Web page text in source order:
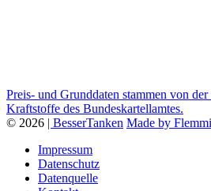
Preis- und Grunddaten stammen von
Kraftstoffe des Bundeskartellamtes.
© 2026 | BesserTanken Made by
Impressum
Datenschutz
Datenquelle